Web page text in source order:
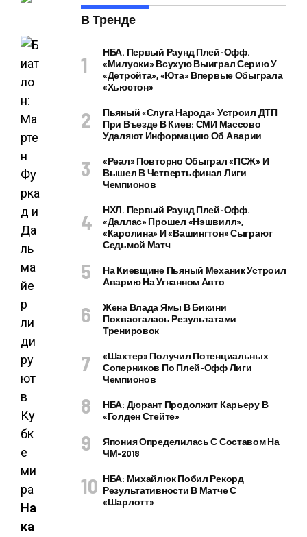
На
ка
В Тренде
НБА. Первый Раунд Плей-Офф.
«Милуоки» Всухую Выиграл Серию У
«Детройта», «Юта» Впервые Обыграла
«Хьюстон»
Пьяный «слуга Народа» Устроил ДТП
При Въезде В Киев: СМИ Массово
Удаляют Информацию Об Аварии
«Реал» Повторно Обыграл «ПСЖ» И
Вышел В Четвертьфинал Лиги
Чемпионов
НХЛ. Первый Раунд Плей-Офф.
«Даллас» Прошел «Нэшвилл»,
«Каролина» И «Вашингтон» Сыграют
Седьмой Матч
На Киевщине Пьяный Механик Устроил
Аварию На Угнанном Авто
Жена Влада Ямы В Бикини
Похвасталась Результатами
Тренировок
«Шахтер» Получил Потенциальных
Соперников По Плей-Офф Лиги
Чемпионов
НБА: Дюрант Продолжит Карьеру В
«Голден Стейте»
Япония Определилась С Составом На
ЧМ-2018
НБА: Михайлюк Побил Рекорд
Результативности В Матче С
«Шарлотт»